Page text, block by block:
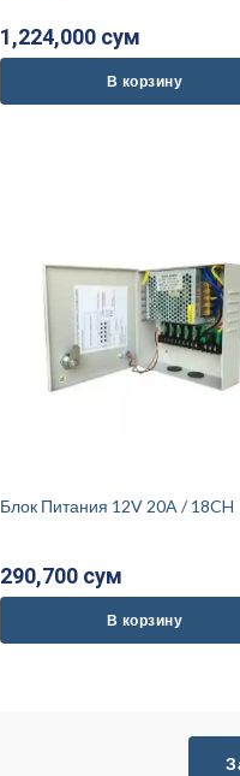
1,224,000 cум
В корзину
Блок Питания 12V 20A / 18CH
290,700 cум
В корзину